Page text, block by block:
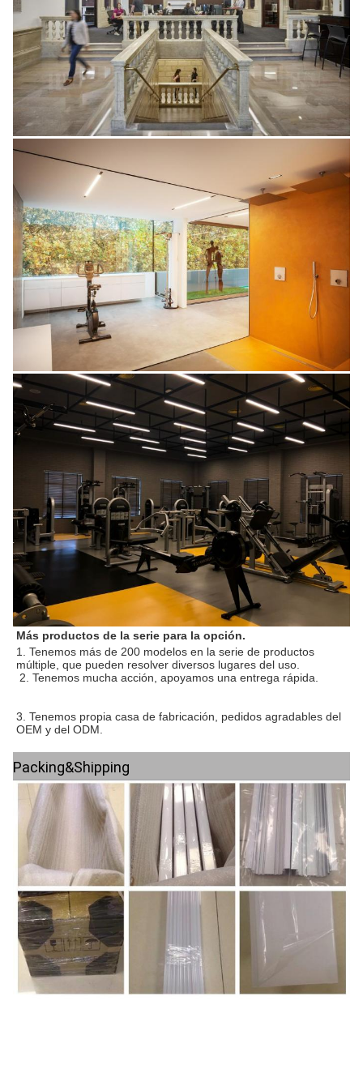
Más productos de la serie para la opción.
1. Tenemos más de 200 modelos en la serie de productos
múltiple, que pueden resolver diversos lugares del uso.
2. Tenemos mucha acción, apoyamos una entrega rápida.
3. Tenemos propia casa de fabricación, pedidos agradables del
OEM y del ODM.
Packing&Shipping